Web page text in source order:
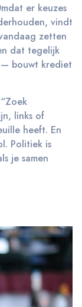
er keuzes
vindt
zetten
dat tegelijk
— bouwt krediet
links of
heeft. En
Politiek is
je samen